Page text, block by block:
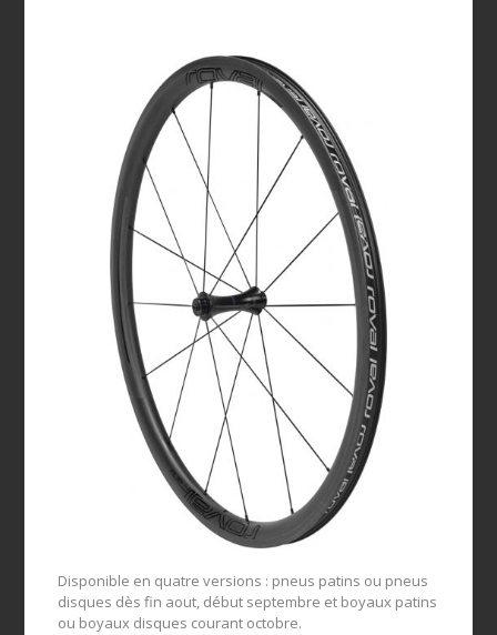
Disponible en quatre versions : pneus patins ou pneus
disques dès fin aout, début septembre et boyaux patins
ou boyaux disques courant octobre.